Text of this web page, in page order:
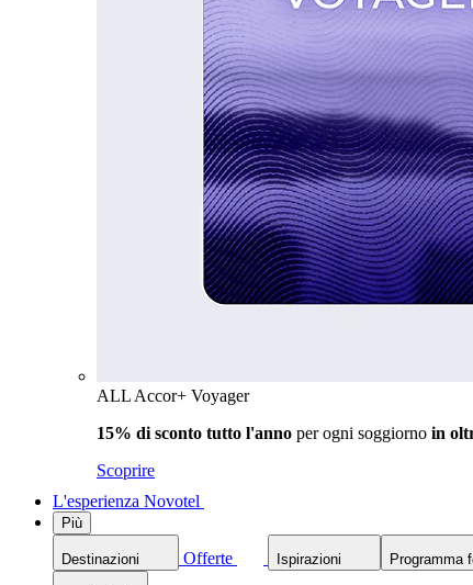
ALL Accor+ Voyager
15% di sconto tutto l'anno per ogni soggiorno in
Scoprire
L'esperienza Novotel
Più
Destinazioni Offerte Ispirazioni Programma